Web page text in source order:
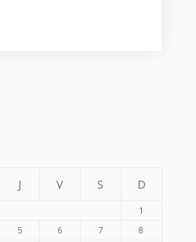
J V S D
1
5 6 7
8